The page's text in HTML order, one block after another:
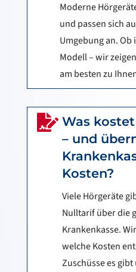
Moderne
und passen sich
Umgebung an.
Modell – wir
am besten zu
 Was
– und
Kosten?
Viele Hörgeräte
Nulltarif über die
Krankenkasse.
welche Kosten
Zuschüsse es